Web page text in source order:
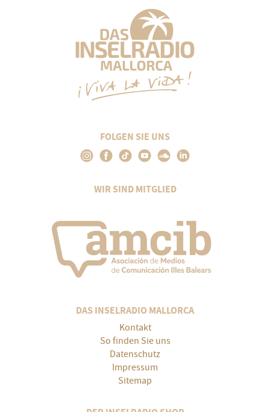
FOLGEN SIE UNS
WIR SIND MITGLIED
DAS INSELRADIO MALLORCA
Kontakt
So finden Sie uns
Datenschutz
Impressum
Sitemap